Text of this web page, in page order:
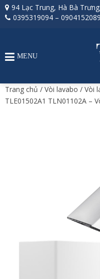
94 Lạc Trung, Hà Bà
0395319094 – 0904152089
MENU
Trang chủ / Vòi lavabo / Vòi
TLE01502A1 TLN01102A –